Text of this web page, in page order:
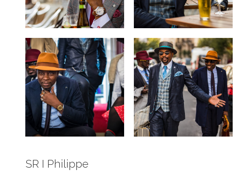
SR I Philippe